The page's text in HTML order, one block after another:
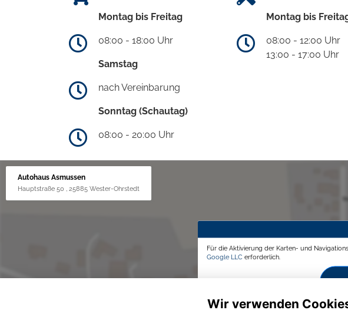
Montag bis Freitag
08:00 - 18:00 Uhr
Samstag
nach Vereinbarung
Sonntag (Schautag)
08:00 - 20:00 Uhr
Montag bis
08:00 - 12:00 Uhr
13:00 - 17:00 Uhr
Autohaus Asmussen
Hauptstraße 50 , 25885 Wester-Ohrstedt
Für die Aktivierung der Karten- und
Google LLC erforderlich.
Wir verwenden